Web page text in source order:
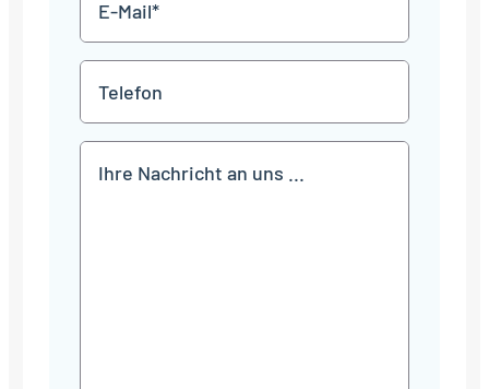
Mail
*